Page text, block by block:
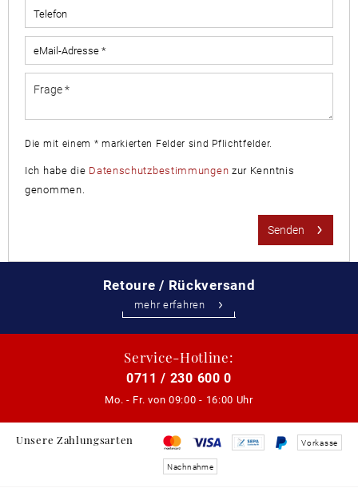
Die mit einem * markierten Felder sind Pflichtfelder.
Ich habe die Datenschutzbestimmungen zur Kenntnis
genommen.
Senden
Retoure / Rückversand
mehr erfahren
Service-Hotline:
0711 / 230 600 0
Mo. - Fr. von 09:00 - 16:00 Uhr
Unsere Zahlungsarten Vorkasse
Nachnahme